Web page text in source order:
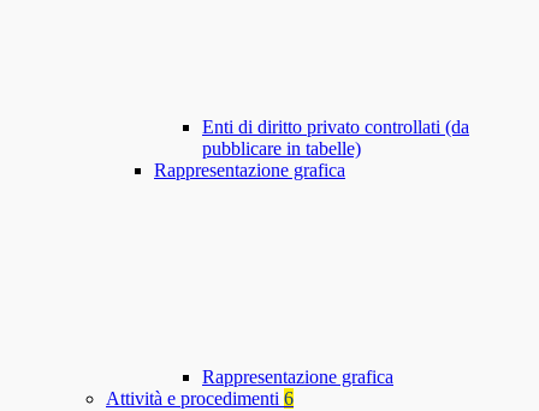
Enti di diritto privato controllati (da
pubblicare in tabelle)
Rappresentazione grafica
Rappresentazione grafica
Attività e procedimenti 6